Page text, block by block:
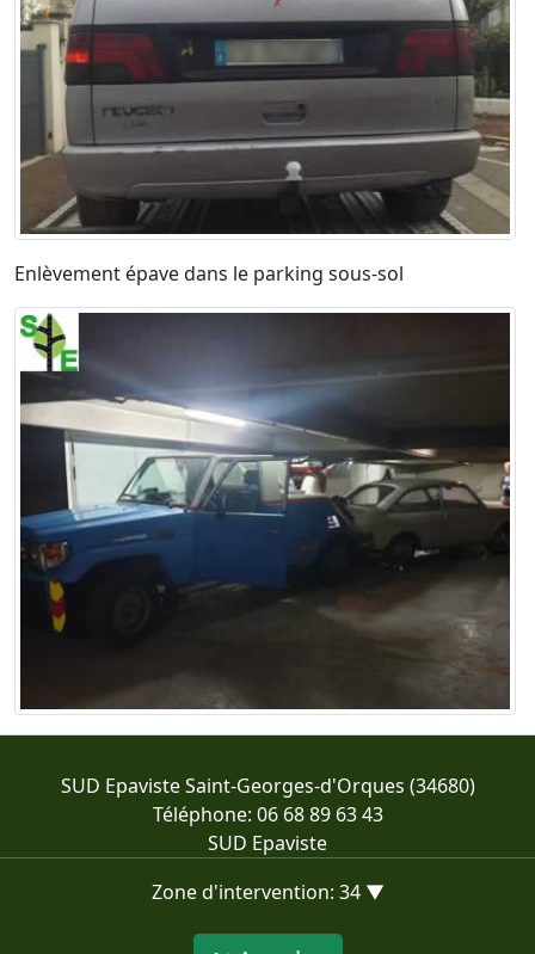
Enlèvement épave dans le parking sous-sol
SUD Epaviste Saint-Georges-d'Orques (34680)
Téléphone: 06 68 89 63 43
SUD Epaviste
Zone d'intervention: 34 ▼